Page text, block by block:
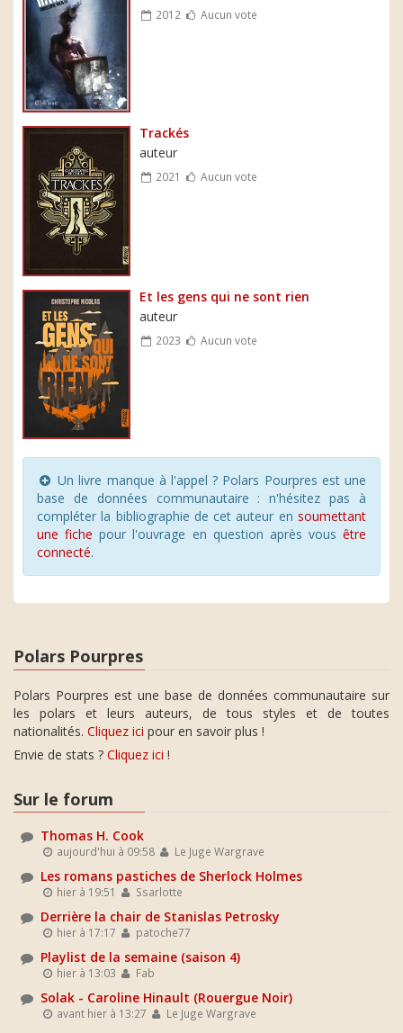
2012 Aucun vote
Trackés
auteur
2021 Aucun vote
Et les gens qui ne sont rien
auteur
2023 Aucun vote
Un livre manque à l'appel ? Polars Pourpres est une
base de données communautaire : n'hésitez pas à
compléter la bibliographie de cet auteur en soumettant
une fiche pour l'ouvrage en question après vous être
connecté.
Polars Pourpres
Polars Pourpres est une base de données communautaire sur
les polars et leurs auteurs, de tous styles et de toutes
nationalités. Cliquez ici pour en savoir plus !
Envie de stats ? Cliquez ici !
Sur le forum
Thomas H. Cook
aujourd'hui à 09:58 Le Juge Wargrave
Les romans pastiches de Sherlock Holmes
hier à 19:51 Ssarlotte
Derrière la chair de Stanislas Petrosky
hier à 17:17 patoche77
Playlist de la semaine (saison 4)
hier à 13:03 Fab
Solak - Caroline Hinault (Rouergue Noir)
avant hier à 13:27 Le Juge Wargrave